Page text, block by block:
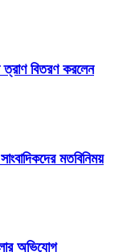
ত্রাণ বিতরণ করলেন
মতবিনিময়
অভিযোগ